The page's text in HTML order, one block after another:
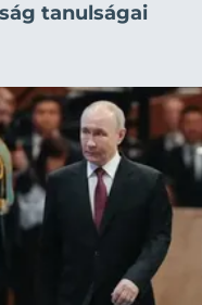
tanulságai